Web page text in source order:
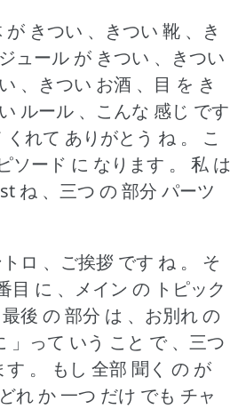
きつい 、きつい 靴 、き
ュール が きつい 、きつい
、きつい お酒 、目 を き
ルール 、こんな 感じ です
れて ありがとう ね 。
こ
ソード に なります 。
私 は
ね 、三つ の 部分 パーツ
ロ 、ご挨拶 です ね 。
そ
目 に 、メイン の トピック
後 の 部分 は 、お別れ の
」って いう こと で 、三つ
。
もし 全部 聞く の が
れ か 一つ だけ でも チャ